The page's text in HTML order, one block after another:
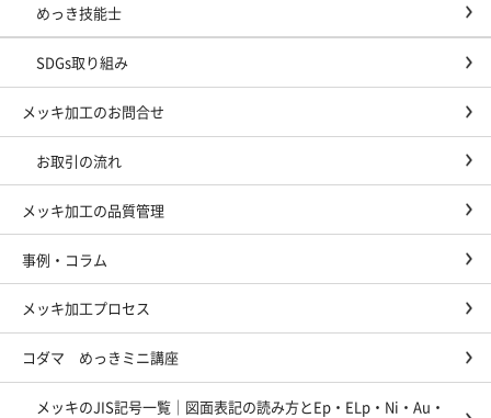
めっき技能士
SDGs取り組み
メッキ加工のお問合せ
お取引の流れ
メッキ加工の品質管理
事例・コラム
メッキ加工プロセス
コダマ めっきミニ講座
メッキのJIS記号一覧｜図面表記の読み方とEp・ELp・Ni・Au・